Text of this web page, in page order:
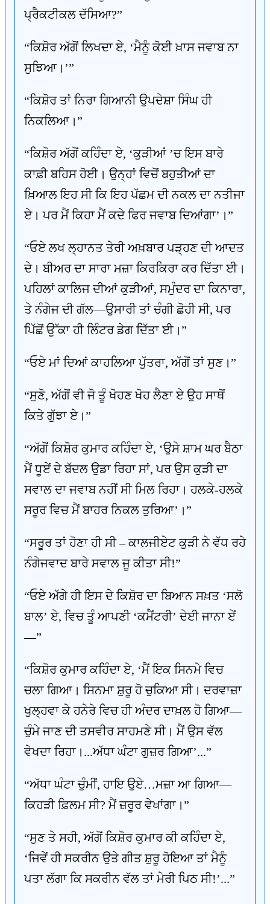
ਪ੍ਰੈਕਟੀਕਲ ਦੱਸਿਆ?”
“ਕਿਸ਼ੋਰ ਅੱਗੋਂ ਲਿਖਦਾ ਏ, ‘ਮੈਨੂੰ ਕੋਈ ਖ਼ਾਸ ਜਵਾਬ ਨਾ
ਸੁਝਿਆ।’”
“ਕਿਸ਼ੋਰ ਤਾਂ ਨਿਰਾ ਗਿਆਨੀ ਉਪਦੇਸ਼ਾ ਸਿੰਘ ਹੀ
ਨਿਕਲਿਆ।”
“ਕਿਸ਼ੋਰ ਅੱਗੋਂ ਕਹਿੰਦਾ ਏ, ‘ਕੁੜੀਆਂ ’ਚ ਇਸ ਬਾਰੇ
ਕਾਫ਼ੀ ਬਹਿਸ ਹੋਈ। ਉਨ੍ਹਾਂ ਵਿਚੋਂ ਬਹੁਤੀਆਂ ਦਾ
ਖ਼ਿਆਲ ਇਹ ਸੀ ਕਿ ਇਹ ਪੱਛਮ ਦੀ ਨਕਲ ਦਾ ਨਤੀਜਾ
ਏ। ਪਰ ਮੈਂ ਕਿਹਾ ਮੈਂ ਕਦੇ ਫਿਰ ਜਵਾਬ ਦਿਆਂਗਾ’।”
“ਓਏ ਲਖ ਲ੍ਹਾਨਤ ਤੇਰੀ ਅਖ਼ਬਾਰ ਪੜ੍ਹਣ ਦੀ ਆਦਤ
ਦੇ। ਬੀਅਰ ਦਾ ਸਾਰਾ ਮਜ਼ਾ ਕਿਰਕਿਰਾ ਕਰ ਦਿੱਤਾ ਈ।
ਪਹਿਲਾਂ ਕਾਲਿਜ ਦੀਆਂ ਕੁੜੀਆਂ, ਸਮੁੰਦਰ ਦਾ ਕਿਨਾਰਾ,
ਤੇ ਨੰਗੇਜ ਦੀ ਗੱਲ—ਉਸਾਰੀ ਤਾਂ ਚੰਗੀ ਛੋਹੀ ਸੀ, ਪਰ
ਪਿੱਛੋਂ ਉੱਕਾ ਹੀ ਲਿੰਟਰ ਡੇਗ ਦਿੱਤਾ ਈ।”
“ਓਏ ਮਾਂ ਦਿਆਂ ਕਾਹਲਿਆ ਪੁੱਤਰਾ, ਅੱਗੋਂ ਤਾਂ ਸੁਣ।”
“ਸੁਣੋ, ਅੱਗੋਂ ਵੀ ਜੋ ਤੂੰ ਖੋਹਣ ਖੋਹ ਲੈਣਾ ਏ ਉਹ ਸਾਥੋਂ
ਕਿਤੇ ਗੁੱਝਾ ਏ।”
“ਅੱਗੋਂ ਕਿਸ਼ੋਰ ਕੁਮਾਰ ਕਹਿੰਦਾ ਏ, ‘ਉਸੇ ਸ਼ਾਮ ਘਰ ਬੈਠਾ
ਮੈਂ ਧੂਏਂ ਦੇ ਬੱਦਲ ਉਡਾ ਰਿਹਾ ਸਾਂ, ਪਰ ਉਸ ਕੁੜੀ ਦਾ
ਸਵਾਲ ਦਾ ਜਵਾਬ ਨਹੀਂ ਸੀ ਮਿਲ ਰਿਹਾ। ਹਲਕੇ-ਹਲਕੇ
ਸਰੂਰ ਵਿਚ ਮੈਂ ਬਾਹਰ ਨਿਕਲ ਤੁਰਿਆ’।”
“ਸਰੂਰ ਤਾਂ ਹੋਣਾ ਹੀ ਸੀ – ਕਾਲਜੀਏਟ ਕੁੜੀ ਨੇ ਵੱਧ ਰਹੇ
ਨੰਗੇਜਵਾਦ ਬਾਰੇ ਸਵਾਲ ਜੂ ਕੀਤਾ ਸੀ!”
“ਓਏ ਅੱਗੇ ਹੀ ਇਸ ਦੇ ਕਿਸ਼ੋਰ ਦਾ ਬਿਆਨ ਸਖ਼ਤ ‘ਸਲੋ
ਬਾਲ’ ਏ, ਵਿਚ ਤੂੰ ਆਪਣੀ ‘ਕਮੈਂਟਰੀ’ ਦੇਈ ਜਾਨਾ ਏਂ
—”
“ਕਿਸ਼ੋਰ ਕੁਮਾਰ ਕਹਿੰਦਾ ਏ, ‘ਮੈਂ ਇਕ ਸਿਨਮੇ ਵਿਚ
ਚਲਾ ਗਿਆ। ਸਿਨਮਾ ਸ਼ੁਰੂ ਹੋ ਚੁਕਿਆ ਸੀ। ਦਰਵਾਜ਼ਾ
ਖੁਲ੍ਹਵਾ ਕੇ ਹਨੇਰੇ ਵਿਚ ਹੀ ਅੰਦਰ ਦਾਖ਼ਲ ਹੋ ਗਿਆ—
ਚੁੰਮੇ ਜਾਣ ਦੀ ਤਸਵੀਰ ਸਾਹਮਣੇ ਸੀ। ਮੈਂ ਉਸ ਵੱਲ
ਵੇਖਦਾ ਰਿਹਾ।...ਅੱਧਾ ਘੰਟਾ ਗੁਜ਼ਰ ਗਿਆ’...”
“ਅੱਧਾ ਘੰਟਾ ਚੁੰਮੀਂ, ਹਾਇ ਉਏ…ਮਜ਼ਾ ਆ ਗਿਆ—
ਕਿਹੜੀ ਫ਼ਿਲਮ ਸੀ? ਮੈਂ ਜ਼ਰੂਰ ਵੇਖਾਂਗਾ।”
“ਸੁਣ ਤੇ ਸਹੀ, ਅੱਗੋਂ ਕਿਸ਼ੋਰ ਕੁਮਾਰ ਕੀ ਕਹਿੰਦਾ ਏ,
‘ਜਿਵੇਂ ਹੀ ਸਕਰੀਨ ਉਤੇ ਗੀਤ ਸ਼ੁਰੂ ਹੋਇਆ ਤਾਂ ਮੈਨੂੰ
ਪਤਾ ਲੱਗਾ ਕਿ ਸਕਰੀਨ ਵੱਲ ਤਾਂ ਮੇਰੀ ਪਿਠ ਸੀ!’...”